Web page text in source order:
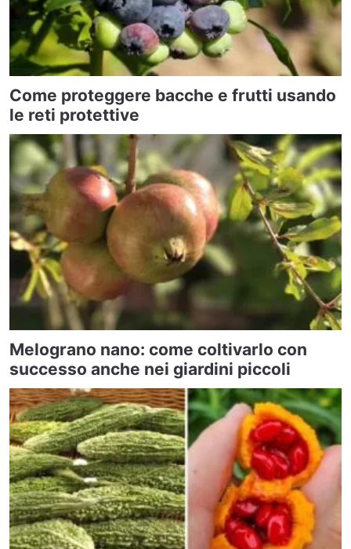
Come proteggere bacche e frutti usando
le reti protettive
Melograno nano: come coltivarlo con
successo anche nei giardini piccoli